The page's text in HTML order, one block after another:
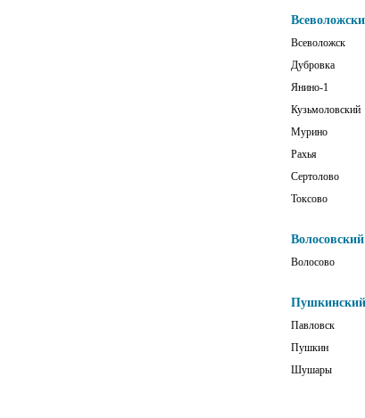
Всеволожск
Дубровка
Янино-1
Кузьмоловский
Мурино
Рахья
Сертолово
Токсово
Волосово
Павловск
Пушкин
Шушары